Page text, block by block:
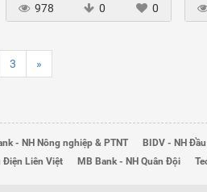
978 0 0
3 »
- NH Nông nghiệp & PTNT BIDV - NH
Điện Liên Việt MB Bank - NH Quân Đội